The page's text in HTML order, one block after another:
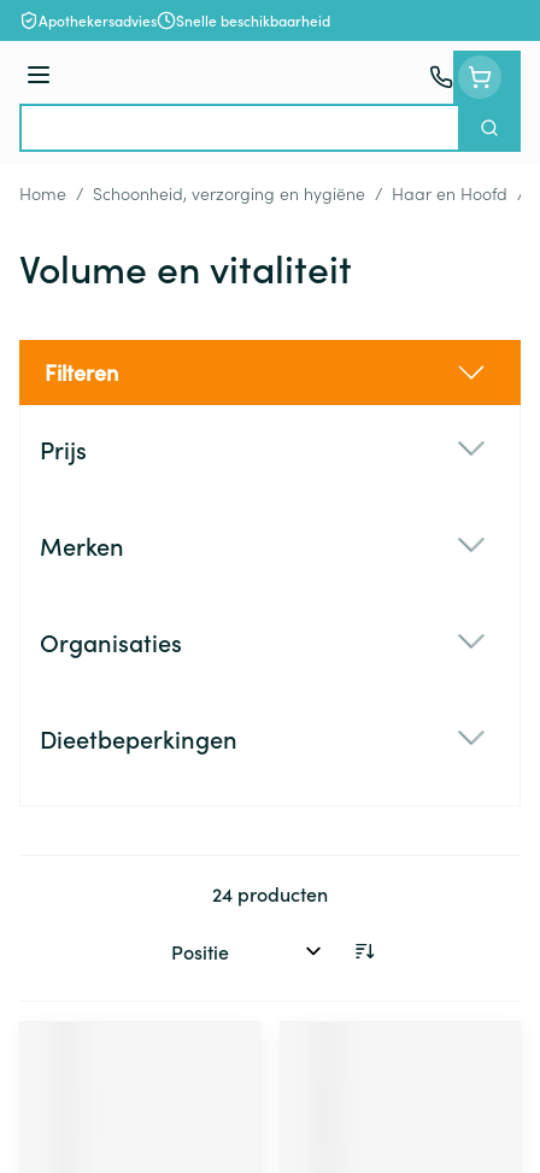
Ga naar de inhoud
Apothekersadvies Snelle beschikbaarheid
Menu
Zoek
Home / Schoonheid, verzorging en hygiëne / Haar en Hoofd /
Volume en vitaliteit
Filteren
Prijs
Merken
Organisaties
Dieetbeperkingen
24 producten
Sorteer op: